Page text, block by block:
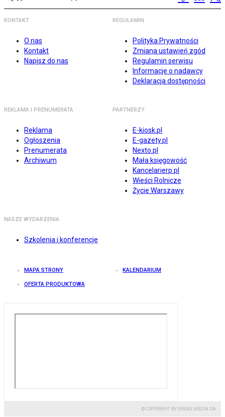
KONTAKT
O nas
Kontakt
Napisz do nas
REGULAMIN
Polityka Prywatności
Zmiana ustawień zgód
Regulamin serwisu
Informacje o nadawcy
Deklaracja dostępności
REKLAMA I PRENUMERATA
Reklama
Ogłoszenia
Prenumerata
Archiwum
PARTNERZY
E-kiosk.pl
E-gazety.pl
Nexto.pl
Mała księgowość
Kancelarierp.pl
Wieści Rolnicze
Życie Warszawy
NASZE WYDARZENIA
Szkolenia i konferencje
MAPA STRONY KALENDARIUM
OFERTA PRODUKTOWA
© COPYRIGHT BY GREMI MEDIA SA